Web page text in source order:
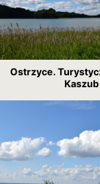
Ostrzyce.
Kaszub